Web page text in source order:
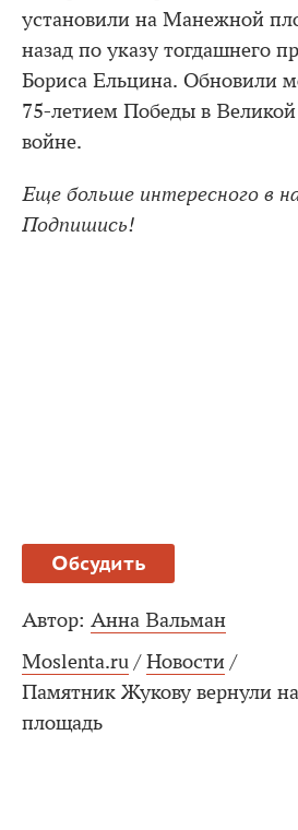
установили на Манежной
назад по указу тогдашнего
Бориса Ельцина. Обновили
75-летием Победы в
войне.
Еще больше интересного в
Подпишись!
Обсудить
Автор: Анна Вальман
Moslenta.ru / Новости /
Памятник Жукову вернули
площадь